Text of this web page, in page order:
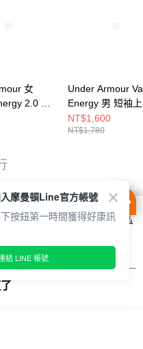
女
2.0 女
Under Armour
Energy 男 短袖
6009761-410
NT$1,600
NT$1,780
cookie 方式之詳情，及若您不希
cookie 設定，請參閱本網站「
隱私
即表示您同意本公司得按本網站使
摩曼頓Line官方帳號
按鈕第一時間獲得好康訊
結 LINE 帳號